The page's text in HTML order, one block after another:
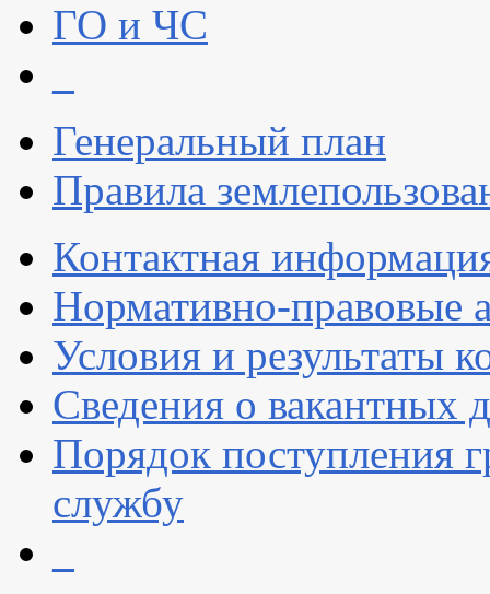
ГО и ЧС
Генеральный план
Правила
Контактная
Нормативно-правовые
Условия и результаты
Сведения о вакантных
Порядок поступления
службу